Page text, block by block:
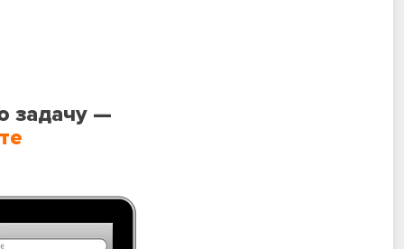
задачу —